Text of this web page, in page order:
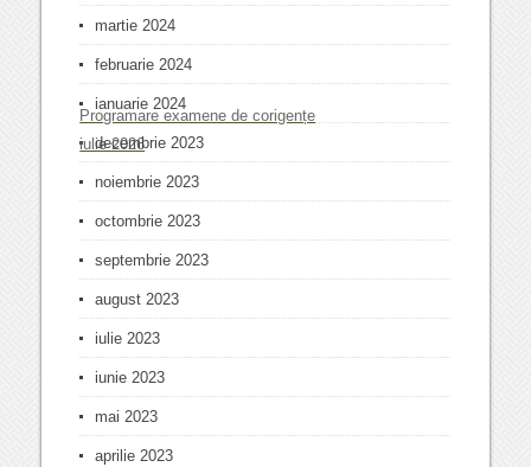
Programare examene de corigențe
iulie 2026
martie 2024
februarie 2024
ianuarie 2024
decembrie 2023
noiembrie 2023
octombrie 2023
septembrie 2023
august 2023
iulie 2023
iunie 2023
mai 2023
aprilie 2023